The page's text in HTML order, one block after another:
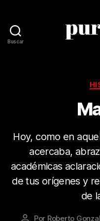
Buscar
Hoy, como en
acercaba,
académicas
de tus orígenes y
de
Autor
Por Roberto